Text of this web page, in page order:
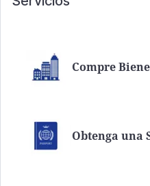
Compre
Obtenga una